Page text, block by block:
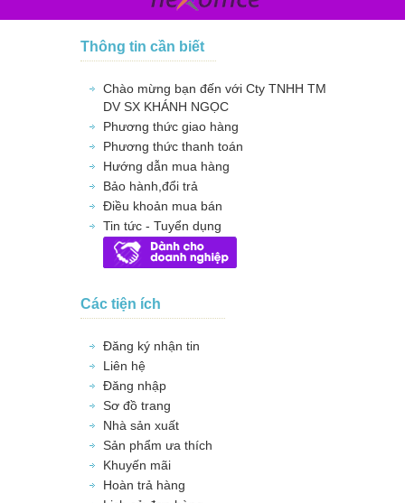
Thông tin cần biết
Chào mừng bạn đến với Cty TNHH TM
DV SX KHÁNH NGỌC
Phương thức giao hàng
Phương thức thanh toán
Hướng dẫn mua hàng
Bảo hành,đổi trả
Điều khoản mua bán
Tin tức - Tuyển dụng
Các tiện ích
Đăng ký nhận tin
Liên hệ
Đăng nhập
Sơ đồ trang
Nhà sản xuất
Sản phẩm ưa thích
Khuyến mãi
Hoàn trả hàng